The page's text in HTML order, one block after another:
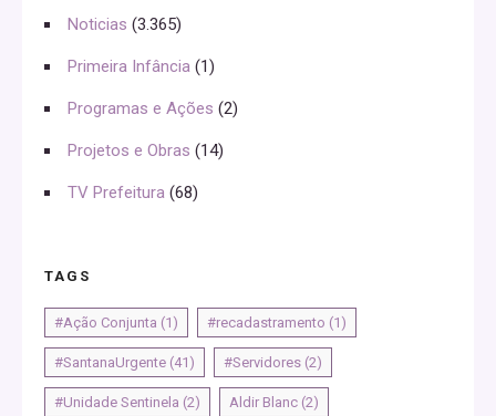
Noticias (3.365)
Primeira Infância (1)
Programas e Ações (2)
Projetos e Obras (14)
TV Prefeitura (68)
TAGS
#Ação Conjunta (1) #recadastramento (1)
#SantanaUrgente (41) #Servidores (2)
#Unidade Sentinela (2) Aldir Blanc (2)